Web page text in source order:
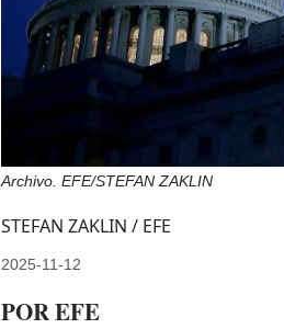
Archivo. EFE/STEFAN ZAKLIN
STEFAN ZAKLIN / EFE
2025-11-12
POR EFE